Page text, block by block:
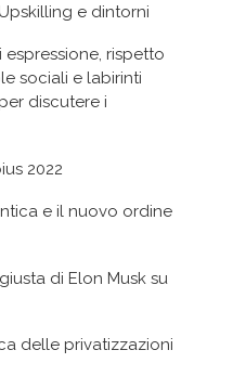
e dintorni
espressione, rispetto
sociali e labirinti
discutere i
2022
e il nuovo ordine
di Elon Musk su
delle privatizzazioni